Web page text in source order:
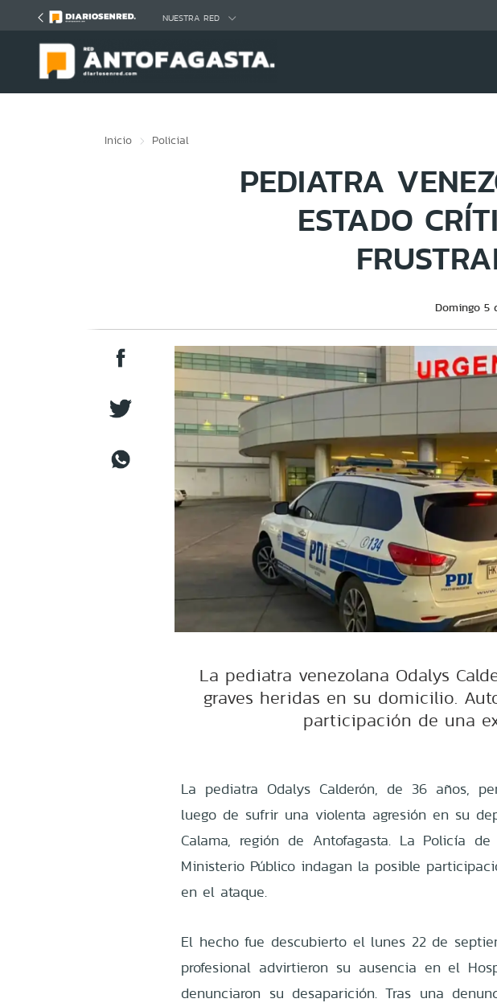
NUESTRA RED
Inicio Policial
PEDIATRA
ESTADO
Domingo 5
La pediatra venezolana Odalys
graves heridas en su domicilio.
participación de una
La pediatra Odalys Calderón, de 36 años,
luego de sufrir una violenta agresión en su
Calama, región de Antofagasta. La Policía
Ministerio Público indagan la posible
en el ataque.
El hecho fue descubierto el lunes 22 de
profesional advirtieron su ausencia en el
denunciaron su desaparición. Tras una